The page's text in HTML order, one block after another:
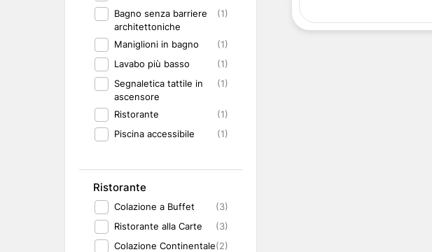
Bagno senza barriere
architettoniche
(1)
Maniglioni in bagno
(1)
Lavabo più basso
(1)
Segnaletica tattile in
ascensore
(1)
Ristorante
(1)
Piscina accessibile
(1)
Ristorante
Colazione a Buffet
(3)
Ristorante alla Carte
(3)
Colazione Continentale(2)